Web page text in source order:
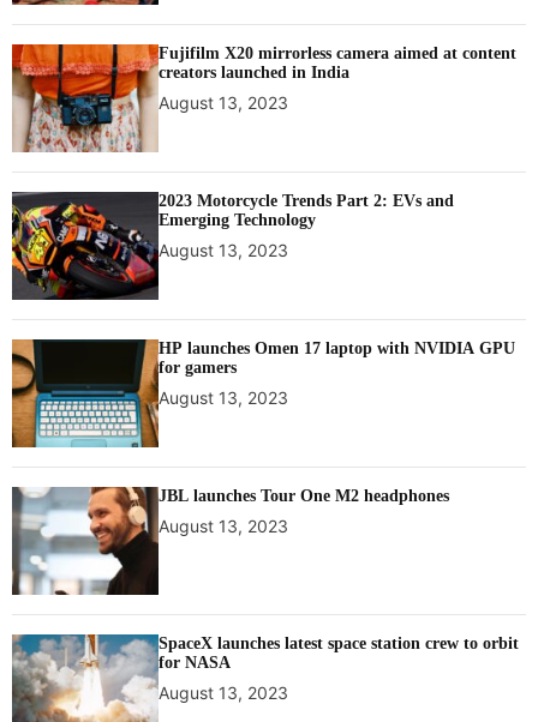
Fujifilm X20 mirrorless camera aimed at content
creators launched in India
August 13, 2023
2023 Motorcycle Trends Part 2: EVs and
Emerging Technology
August 13, 2023
HP launches Omen 17 laptop with NVIDIA GPU
for gamers
August 13, 2023
JBL launches Tour One M2 headphones
August 13, 2023
SpaceX launches latest space station crew to orbit
for NASA
August 13, 2023